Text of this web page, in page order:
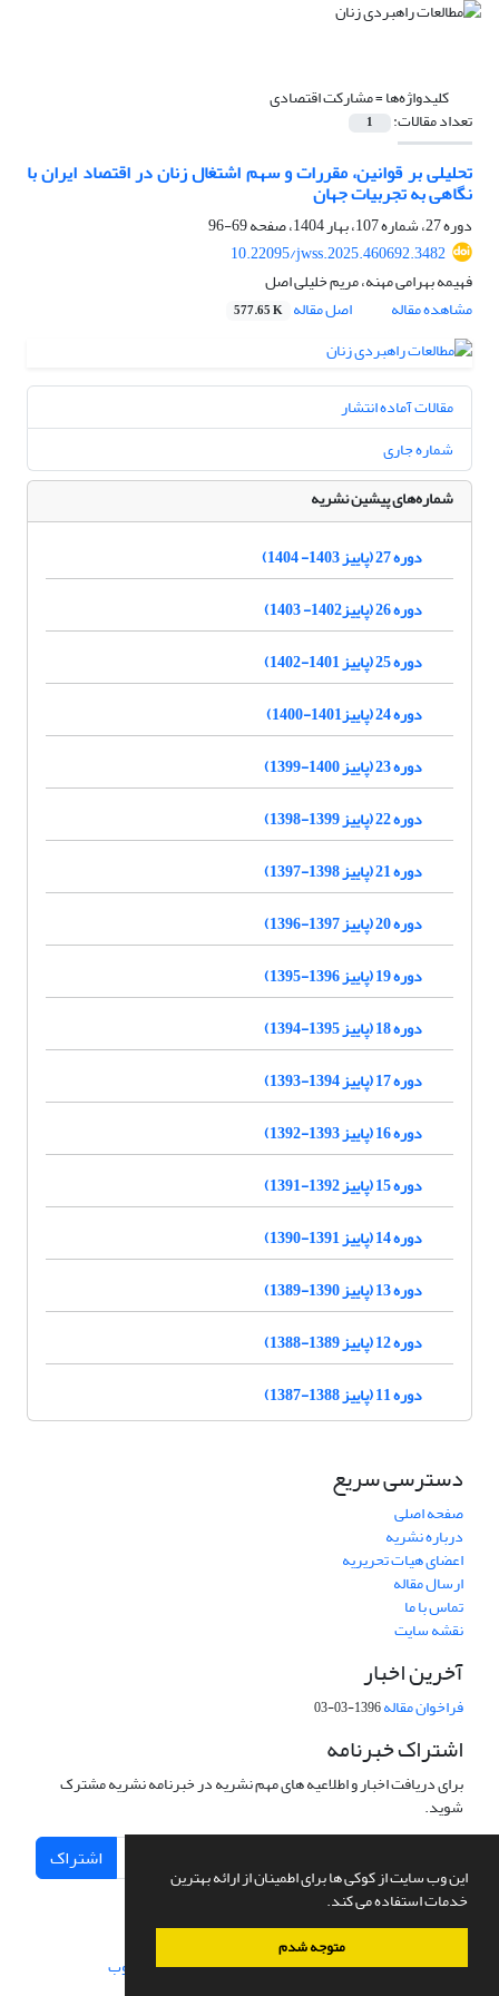
این وب سایت از کوکی ها برای اطمینان از ارائه بهترین
خدمات استفاده می کند.
متوجه شدم
کلیدواژه‌ها =مشارکت اقتصادی
تعداد مقالات: 1
تحلیلی بر قوانین، مقررات و سهم اشتغال زنان در اقتصاد ایران با
نگاهی به تجربیات جهان
دوره 27، شماره 107، بهار 1404، صفحه
69-96
10.22095/jwss.2025.460692.3482
فهیمه بهرامی مهنه، مریم خلیلی اصل
مشاهده مقاله
اصل مقاله 577.65 K
مقالات آماده انتشار
شماره جاری
شماره‌های پیشین نشریه
دوره 27 (پاییز 1403- 1404)
دوره 26 (پاییز1402- 1403)
دوره 25 (پاییز 1401-1402)
دوره 24 (پاییز1401-1400)
دوره 23 (پاییز 1400-1399)
دوره 22 (پاییز 1399-1398)
دوره 21 (پاییز 1398-1397)
دوره 20 (پاییز 1397-1396)
دوره 19 (پاییز 1396-1395)
دوره 18 (پاییز 1395-1394)
دوره 17 (پاییز 1394-1393)
دوره 16 (پاییز 1393-1392)
دوره 15 (پاییز 1392-1391)
دوره 14 (پاییز 1391-1390)
دوره 13 (پاییز 1390-1389)
دوره 12 (پاییز 1389-1388)
دوره 11 (پاییز 1388-1387)
دسترسی سریع
صفحه اصلی
درباره نشریه
اعضای هیات تحریریه
ارسال مقاله
تماس با ما
نقشه سایت
آخرین اخبار
فراخوان مقاله1396-03-03
اشتراک خبرنامه
برای دریافت اخبار و اطلاعیه های مهم نشریه در خبرنامه نشریه مشترک
شوید.
اشتراک
سامانه مدیریت نشریات علمی.طراحی و پیاده سازی از سیناوب